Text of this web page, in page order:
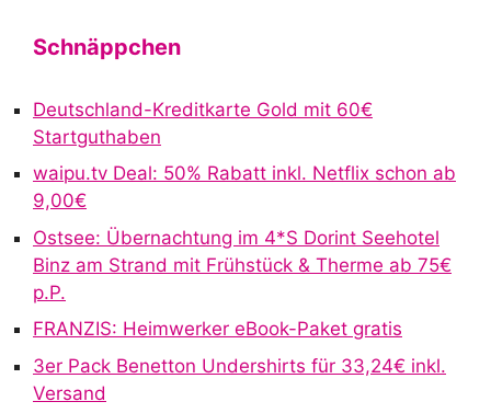
n
t
Schnäppchen
Deutschland-Kreditkarte Gold mit 60€
Startguthaben
waipu.tv Deal: 50% Rabatt inkl. Netflix schon ab
9,00€
Ostsee: Übernachtung im 4*S Dorint Seehotel
Binz am Strand mit Frühstück & Therme ab 75€
p.P.
FRANZIS: Heimwerker eBook-Paket gratis
3er Pack Benetton Undershirts für 33,24€ inkl.
Versand